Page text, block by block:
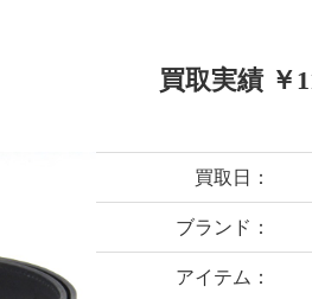
買取実績 ￥
買取日：
ブランド：
アイテム：